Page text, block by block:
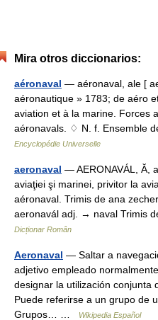
Mira otros diccionarios:
aéronaval — aéronaval, ale [
aéronautique » 1783; de aéro
aviation et à la marine. Forces
aéronavals. ♢ N. f. Ensemble
Encyclopédie Universelle
aeronaval — AERONAVÁL, Ă,
aviaţiei şi marinei, privitor la
aéronaval. Trimis de ana
aeronavál adj. → naval Trimis
Dicționar Român
Aeronaval — Saltar a
adjetivo empleado
designar la utilización conjunta
Puede referirse a un grupo de
Grupos… …
Wikipedia Español